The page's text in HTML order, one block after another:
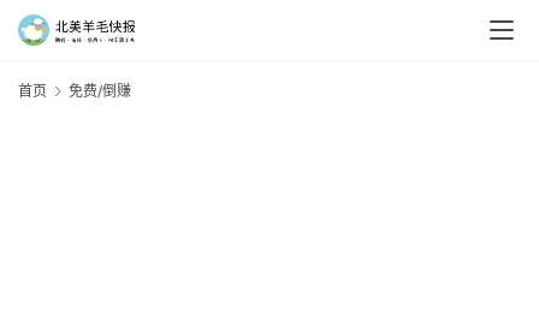
首页 免费/倒赚